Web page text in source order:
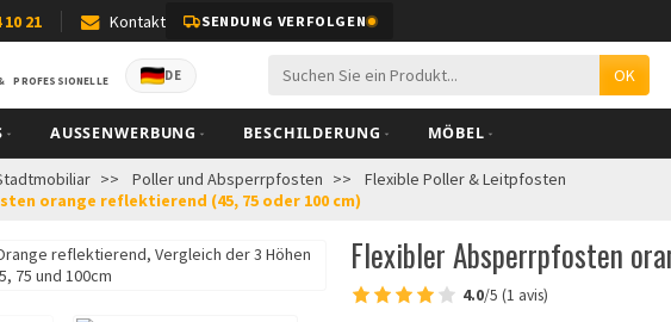
10 21 Kontakt SENDUNG VERFOLGEN
PROFESSIONELLE
DE OK
AUSSENWERBUNG BESCHILDERUNG MÖBEL
Poller und Absperrpfosten
Flexible Poller & Leitpfosten
orange reflektierend (45, 75 oder 100 cm)
Flexibler Absperrpfosten
4.0/5 (1 avis)